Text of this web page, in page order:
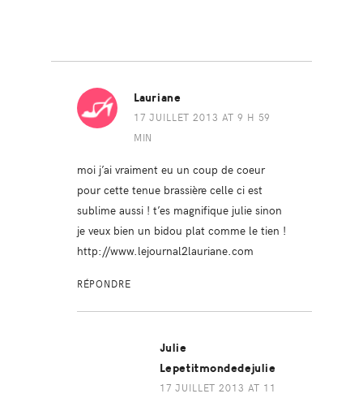
Lauriane
17 JUILLET 2013 AT 9 H 59
MIN
moi j’ai vraiment eu un coup de coeur
pour cette tenue brassière celle ci est
sublime aussi ! t’es magnifique julie sinon
je veux bien un bidou plat comme le tien !
http://www.lejournal2lauriane.com
RÉPONDRE
Julie
Lepetitmondedejulie
17 JUILLET 2013 AT 11